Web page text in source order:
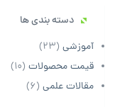
دسته بندی ها
آموزشی (23)
قیمت محصولات (10)
مقالات علمی (6)